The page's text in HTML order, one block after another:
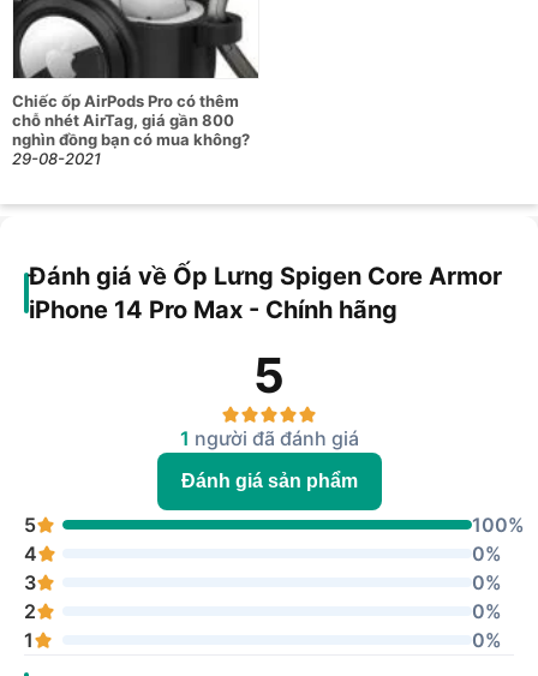
Chiếc ốp AirPods Pro có thêm
chỗ nhét AirTag, giá gần 800
nghìn đồng bạn có mua không?
29-08-2021
Đánh giá về Ốp Lưng Spigen Core Armor
iPhone 14 Pro Max - Chính hãng
5
1 người đã đánh giá
Đánh giá sản phẩm
5
100%
4
0%
3
0%
2
0%
1
0%